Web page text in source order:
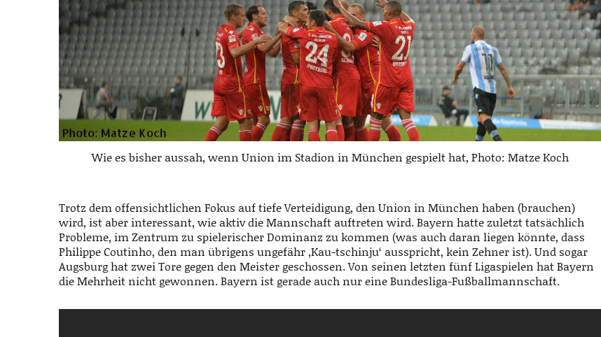
Wie es bisher aussah, wenn Union im Stadion in München gespielt hat, Photo: Matze Koch
Trotz dem offensichtlichen Fokus auf tiefe Verteidigung, den Union in München haben (brauchen)
wird, ist aber interessant, wie aktiv die Mannschaft auftreten wird. Bayern hatte zuletzt tatsächlich
Probleme, im Zentrum zu spielerischer Dominanz zu kommen (was auch daran liegen könnte, dass
Philippe Coutinho, den man übrigens ungefähr ‚Kau-tschinju‘ ausspricht, kein Zehner ist). Und sogar
Augsburg hat zwei Tore gegen den Meister geschossen. Von seinen letzten fünf Ligaspielen hat Bayern
die Mehrheit nicht gewonnen. Bayern ist gerade auch nur eine Bundesliga-Fußballmannschaft.